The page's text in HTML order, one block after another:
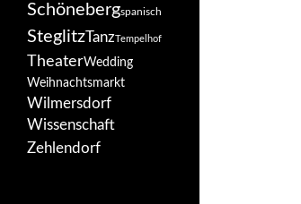
Schönebergspanisch
SteglitzTanzTempelhof
TheaterWedding
Weihnachtsmarkt
Wilmersdorf
Wissenschaft
Zehlendorf